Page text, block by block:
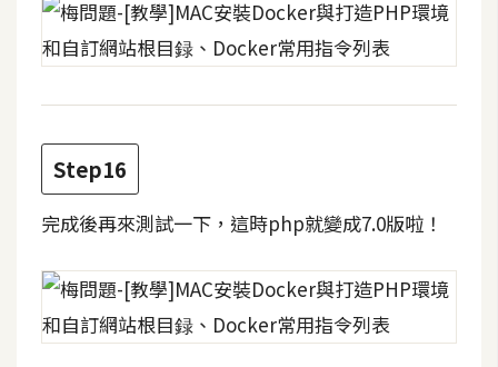
Step16
完成後再來測試一下，這時php就變成7.0版啦！